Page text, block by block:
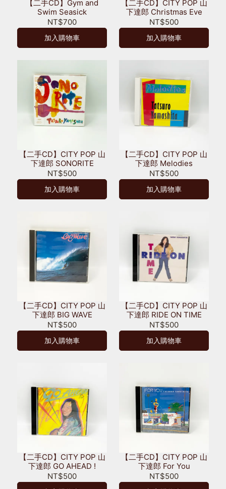
【二手CD】Gym and
Swim Seasick
NT$700
加入購物車
【二手CD】CITY POP 山
下達郎 Christmas Eve
NT$500
加入購物車
【二手CD】CITY POP 山
下達郎 SONORITE
NT$500
加入購物車
【二手CD】CITY POP 山
下達郎 Melodies
NT$500
加入購物車
【二手CD】CITY POP 山
下達郎 BIG WAVE
NT$500
加入購物車
【二手CD】CITY POP 山
下達郎 RIDE ON TIME
NT$500
加入購物車
【二手CD】CITY POP 山
下達郎 GO AHEAD !
NT$500
【二手CD】CITY POP 山
下達郎 For You
NT$500